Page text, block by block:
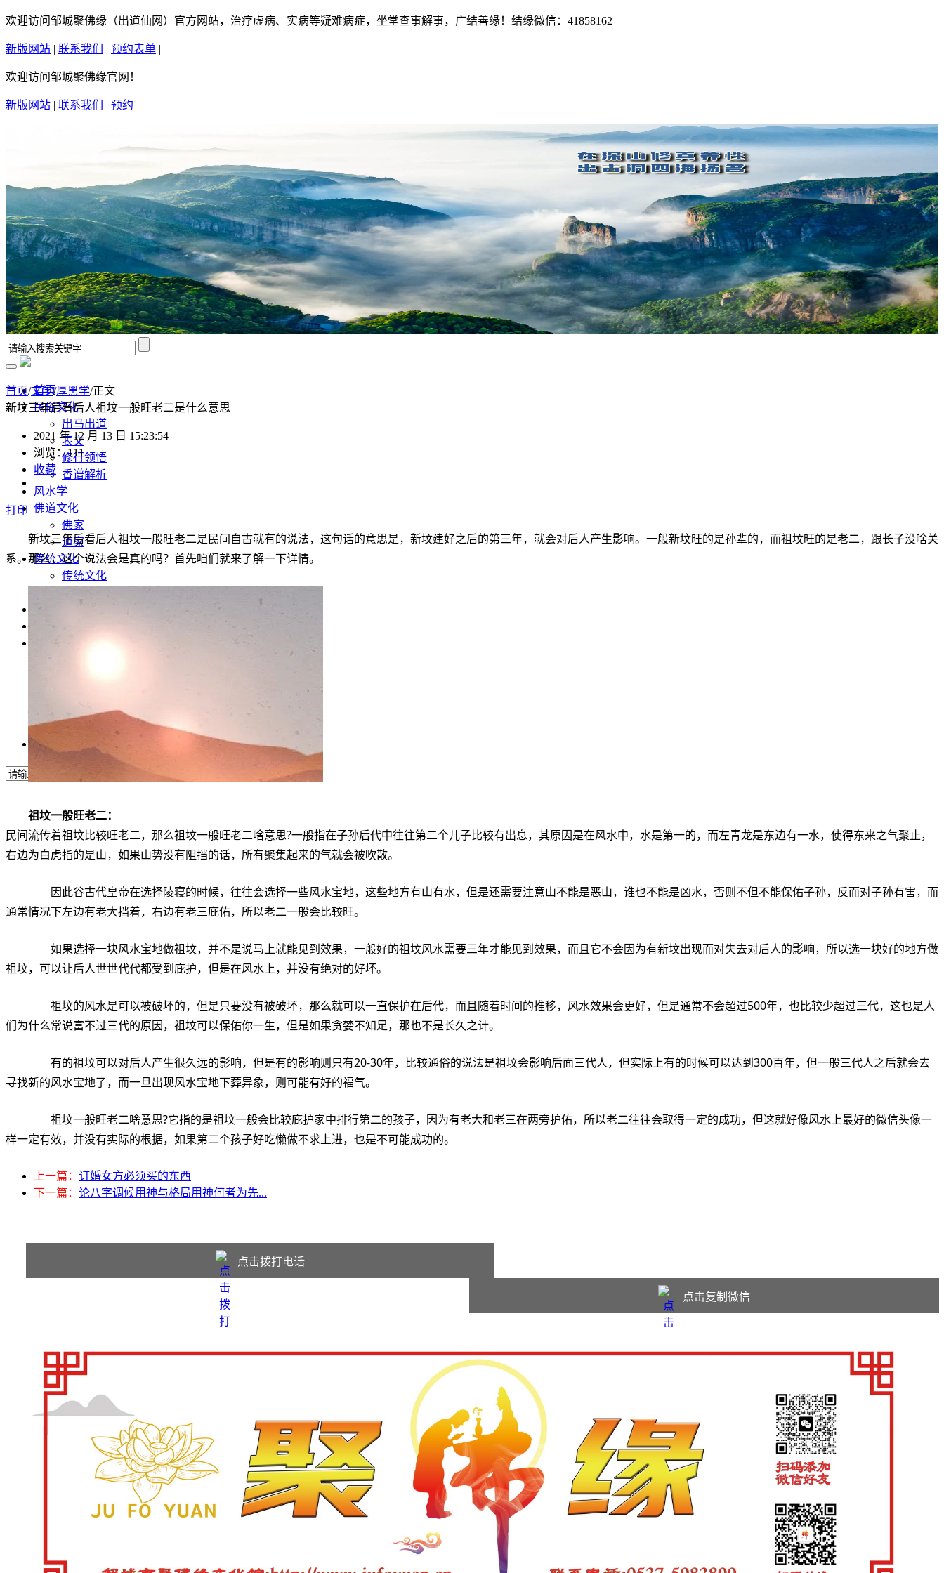
欢迎访问邹城聚佛缘（出道仙网）官方网站，治疗虚病、实病等疑难病症，坐堂查事解事，广结善缘！结缘微信：41858162
新版网站 | 联系我们 | 预约表单 |
欢迎访问邹城聚佛缘官网！
新版网站 | 联系我们 | 预约
首页
民俗文化
出马出道
表文
修行领悟
香谱解析
风水学
佛道文化
佛家
道家
传统文化
传统文化
奇门遁甲
生肖运程
联系我们
首页/文学/厚黑学/正文
新坟三年后看后人祖坟一般旺老二是什么意思
2021 年 12 月 13 日 15:23:54
浏览：111
收藏
打印
新坟三年后看后人祖坟一般旺老二是民间自古就有的说法，这句话的意思是，新坟建好之后的第三年，就会对后人产生影响。一般新坟旺的是孙辈的，而祖坟旺的是老二，跟长子没啥关
系。那么，这个说法会是真的吗？首先咱们就来了解一下详情。
祖坟一般旺老二：
民间流传着祖坟比较旺老二，那么祖坟一般旺老二啥意思?一般指在子孙后代中往往第二个儿子比较有出息，其原因是在风水中，水是第一的，而左青龙是东边有一水，使得东来之气聚止，
右边为白虎指的是山，如果山势没有阻挡的话，所有聚集起来的气就会被吹散。
因此谷古代皇帝在选择陵寝的时候，往往会选择一些风水宝地，这些地方有山有水，但是还需要注意山不能是恶山，谁也不能是凶水，否则不但不能保佑子孙，反而对子孙有害，而
通常情况下左边有老大挡着，右边有老三庇佑，所以老二一般会比较旺。
如果选择一块风水宝地做祖坟，并不是说马上就能见到效果，一般好的祖坟风水需要三年才能见到效果，而且它不会因为有新坟出现而对失去对后人的影响，所以选一块好的地方做
祖坟，可以让后人世世代代都受到庇护，但是在风水上，并没有绝对的好坏。
祖坟的风水是可以被破坏的，但是只要没有被破坏，那么就可以一直保护在后代，而且随着时间的推移，风水效果会更好，但是通常不会超过500年，也比较少超过三代，这也是人
们为什么常说富不过三代的原因，祖坟可以保佑你一生，但是如果贪婪不知足，那也不是长久之计。
有的祖坟可以对后人产生很久远的影响，但是有的影响则只有20-30年，比较通俗的说法是祖坟会影响后面三代人，但实际上有的时候可以达到300百年，但一般三代人之后就会去
寻找新的风水宝地了，而一旦出现风水宝地下葬异象，则可能有好的福气。
祖坟一般旺老二啥意思?它指的是祖坟一般会比较庇护家中排行第二的孩子，因为有老大和老三在两旁护佑，所以老二往往会取得一定的成功，但这就好像风水上最好的微信头像一
样一定有效，并没有实际的根据，如果第二个孩子好吃懒做不求上进，也是不可能成功的。
上一篇： 订婚女方必须买的东西
下一篇： 论八字调候用神与格局用神何者为先...
点击拨打电话
点击复制微信